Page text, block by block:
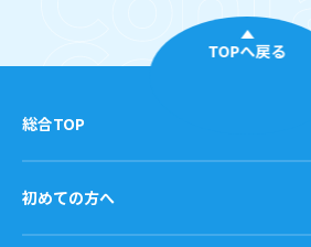
TOPへ戻る
総合TOP
初めての方へ